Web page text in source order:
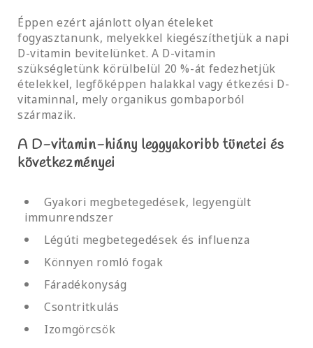
Éppen ezért ajánlott olyan ételeket
fogyasztanunk, melyekkel kiegészíthetjük a napi
D-vitamin bevitelünket. A D-vitamin
szükségletünk körülbelül 20 %-át fedezhetjük
ételekkel, legfőképpen halakkal vagy étkezési D-
vitaminnal, mely organikus gombaporból
származik.
A D-vitamin-hiány leggyakoribb tünetei és
következményei
Gyakori megbetegedések, legyengült
immunrendszer
Légúti megbetegedések és influenza
Könnyen romló fogak
Fáradékonyság
Csontritkulás
Izomgörcsök